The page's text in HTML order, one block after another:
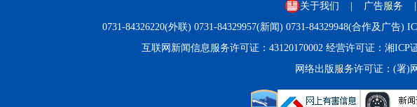
关于我们 广告服务
0731-84326220(外联) 0731-84329957(新闻) 0731-84329948(合作及广告)
互联网新闻信息服务许可证：43120170002经营许可证：湘ICP
网络出版服务许可证：(署)